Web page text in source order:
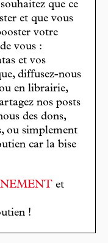
que ce
et que vous
votre
vous :
et vos
diffusez-nous
en librairie,
nos posts
des dons,
ou simplement
car la bise
et
!